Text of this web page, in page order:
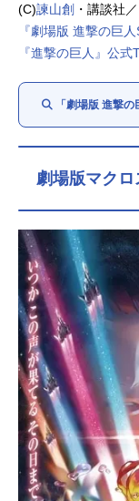
(C)諫山創 ・講談社
『劇場版 進撃の巨
『進撃の巨人』公式
「劇場版 進撃
劇場版マク